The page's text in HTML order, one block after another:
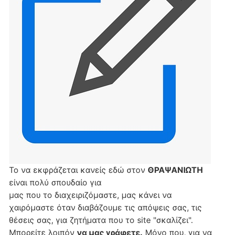
Το να εκφράζεται κανείς εδώ στον ΘΡΑΨΑΝΙΩΤΗ
είναι πολύ σπουδαίο για
μας που το διαχειριζόμαστε, μας κάνει να
χαιρόμαστε όταν διαβάζουμε τις απόψεις σας, τις
θέσεις σας, για ζητήματα που το site "σκαλίζει".
Μπορείτε λοιπόν να μας γράφετε. Μόνο που, για να